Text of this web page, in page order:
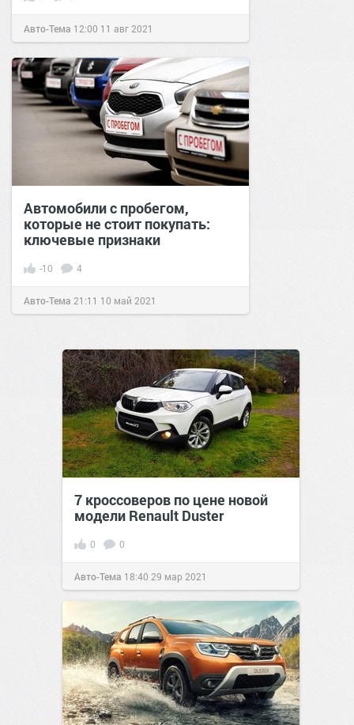
Авто-Тема 12:00 11 авг 2021
Автомобили с пробегом,
которые не стоит покупать:
ключевые признаки
-10 4
Авто-Тема 21:11 10 май 2021
7 кроссоверов по цене новой
модели Renault Duster
0 0
Авто-Тема 18:40 29 мар 2021